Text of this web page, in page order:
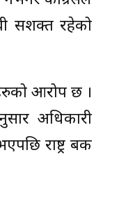
सशक्त रहेको
आरोप छ ।
अधिकारी
राष्ट्र बैंक